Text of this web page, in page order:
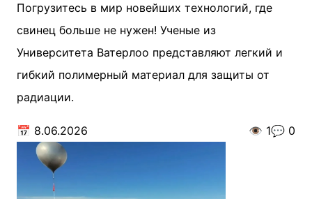
Погрузитесь в мир новейших технологий, где
свинец больше не нужен! Ученые из
Университета Ватерлоо представляют легкий и
гибкий полимерный материал для защиты от
радиации.
📅 8.06.2026 👁️ 1💬 0